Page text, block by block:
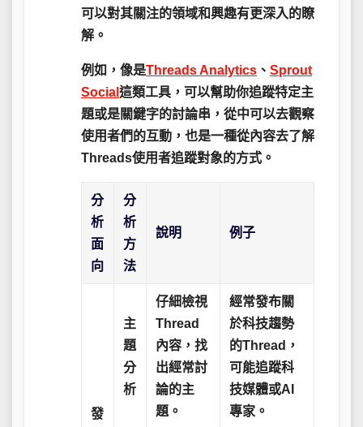
可以對其關注的領域和興趣有更深入的瞭
解。
例如，像是Threads Analytics 、 Sprout
Social 這類工具，可以幫助你追蹤特定主
題或是關鍵字的討論串，從中可以去觀察
使用者們的互動，也是一種從內容去了解
Threads使用者追蹤對象的方式。
分
析
面
向
分
析
方
法
說明 例子
發
主
題
分
析
仔細檢視
Thread
內容，找
出經常討
論的主
題。
經常發布關
於科技趨勢
的Thread，
可能追蹤科
技媒體或AI
專家。